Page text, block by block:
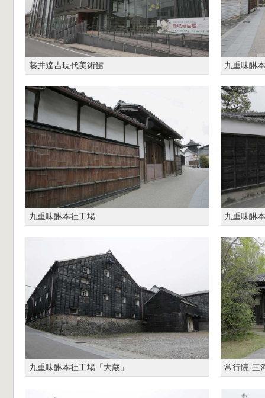
藤井達吉現代美術館 九重味醂
九重味醂本社工場 九重味醂
九重味醂本社工場「大蔵」 常行院-三